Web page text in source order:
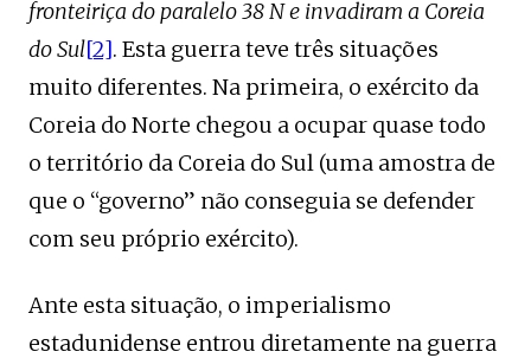
fronteiriça do paralelo 38 N e invadiram a Coreia
do Sul[2]. Esta guerra teve três situações
muito diferentes. Na primeira, o exército da
Coreia do Norte chegou a ocupar quase todo
o território da Coreia do Sul (uma amostra de
que o “governo” não conseguia se defender
com seu próprio exército).
Ante esta situação, o imperialismo
estadunidense entrou diretamente na guerra